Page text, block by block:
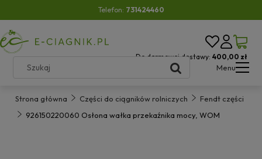
Telefon: 731424460
Do darmowej dostawy: 400,00 zł
Menu
Strona główna Części do ciągników rolniczych
Fendt części
926150220060 Osłona wałka przekaźnika mocy, WOM